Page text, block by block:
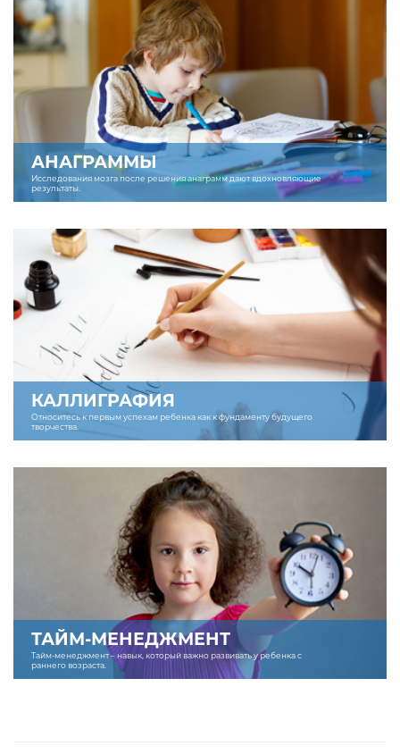
АНАГРАММЫ
Исследования мозга после решения анаграмм дают вдохновляющие
результаты.
КАЛЛИГРАФИЯ
Относитесь к первым успехам ребенка как к фундаменту будущего
творчества.
ТАЙМ-МЕНЕДЖМЕНТ
Тайм-менеджмент – навык, который важно развивать у ребенка с
раннего возраста.